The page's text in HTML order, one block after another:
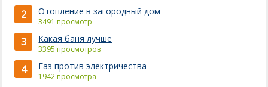
2 Отопление в загородный дом
3491 просмотр
3 Какая баня лучше
3395 просмотров
4 Газ против электричества
1942 просмотра